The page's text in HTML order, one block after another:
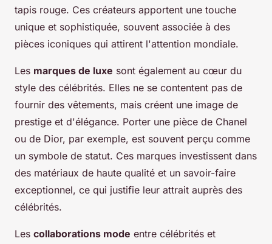
tapis rouge. Ces créateurs apportent une touche
unique et sophistiquée, souvent associée à des
pièces iconiques qui attirent l'attention mondiale.
Les marques de luxe sont également au cœur du
style des célébrités. Elles ne se contentent pas de
fournir des vêtements, mais créent une image de
prestige et d'élégance. Porter une pièce de Chanel
ou de Dior, par exemple, est souvent perçu comme
un symbole de statut. Ces marques investissent dans
des matériaux de haute qualité et un savoir-faire
exceptionnel, ce qui justifie leur attrait auprès des
célébrités.
Les collaborations mode entre célébrités et